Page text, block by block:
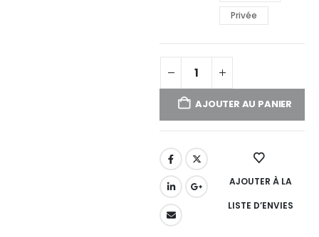
Privée
AJOUTER AU PANIER
AJOUTER À LA
LISTE D’ENVIES